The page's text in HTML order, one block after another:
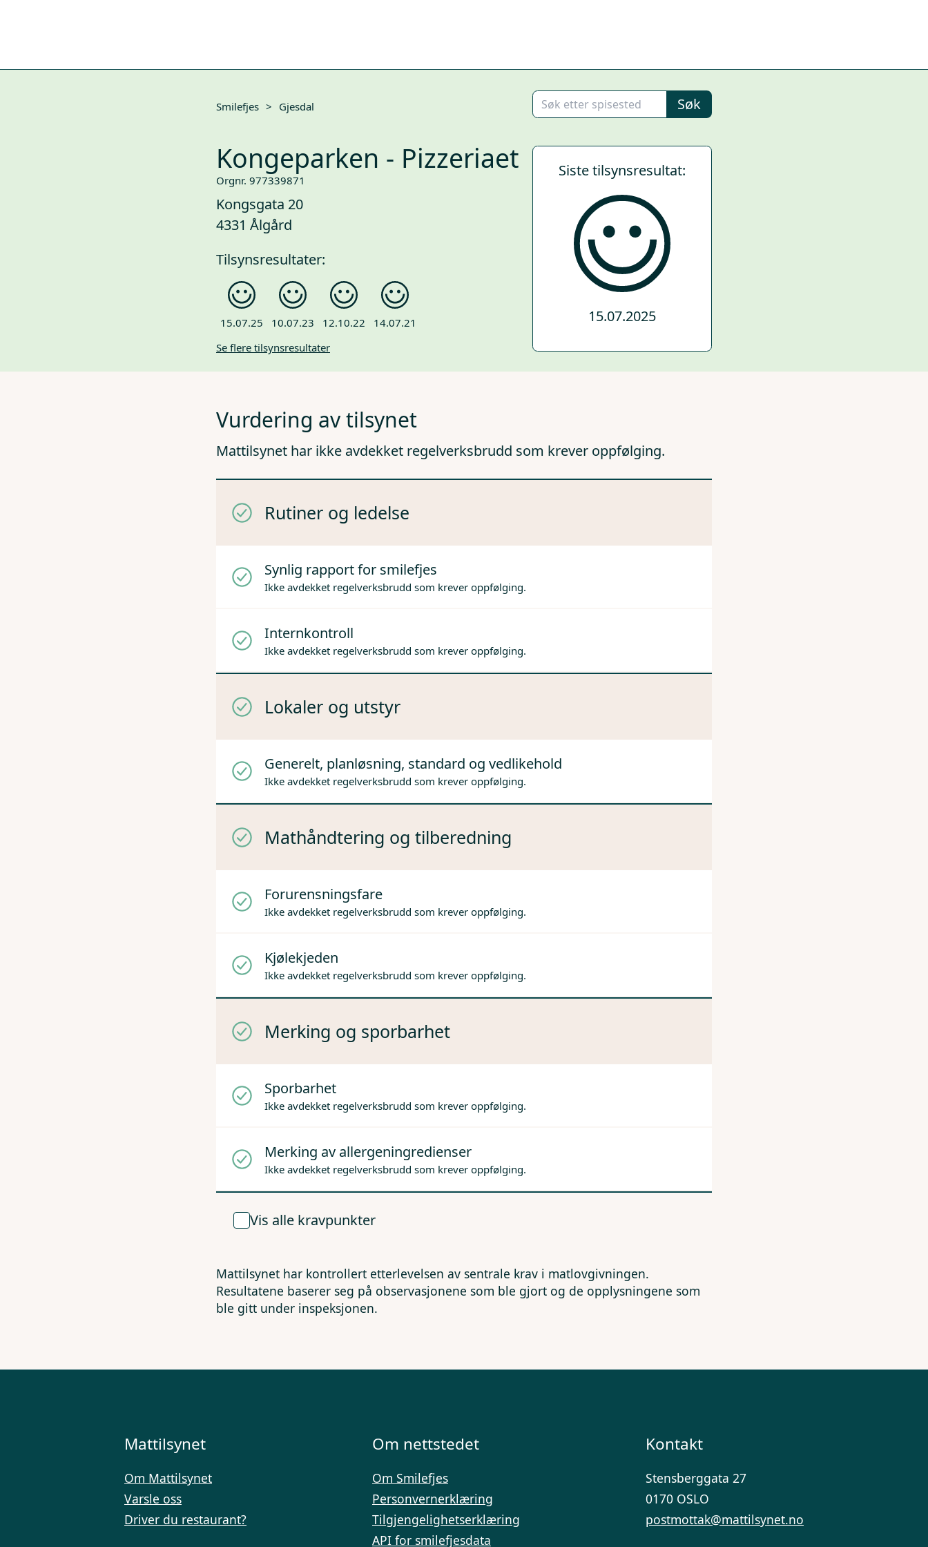
Smilefjes > Gjesdal Søk
Kongeparken - Pizzeriaet
Orgnr. 977339871
Kongsgata 20
4331 Ålgård
Tilsynsresultater:
15.07.25 10.07.23 12.10.22
14.07.21
Se flere tilsynsresultater
Siste tilsynsresultat:
15.07.2025
Vurdering av tilsynet
Mattilsynet har ikke avdekket regelverksbrudd som krever oppfølging.
Rutiner og ledelse
Synlig rapport for smilefjes
Ikke avdekket regelverksbrudd som krever oppfølging.
Internkontroll
Ikke avdekket regelverksbrudd som krever oppfølging.
Lokaler og utstyr
Generelt, planløsning, standard og vedlikehold
Ikke avdekket regelverksbrudd som krever oppfølging.
Mathåndtering og tilberedning
Forurensningsfare
Ikke avdekket regelverksbrudd som krever oppfølging.
Kjølekjeden
Ikke avdekket regelverksbrudd som krever oppfølging.
Merking og sporbarhet
Sporbarhet
Ikke avdekket regelverksbrudd som krever oppfølging.
Merking av allergeningredienser
Ikke avdekket regelverksbrudd som krever oppfølging.
Vis alle kravpunkter
Mattilsynet har kontrollert etterlevelsen av sentrale krav i matlovgivningen.
Resultatene baserer seg på observasjonene som ble gjort og de opplysningene som
ble gitt under inspeksjonen.
Mattilsynet
Om Mattilsynet
Varsle oss
Driver du restaurant?
Om nettstedet
Om Smilefjes
Personvernerklæring
Tilgjengelighetserklæring
API for smilefjesdata
Kontakt
Stensberggata 27
0170 OSLO
postmottak@mattilsynet.no